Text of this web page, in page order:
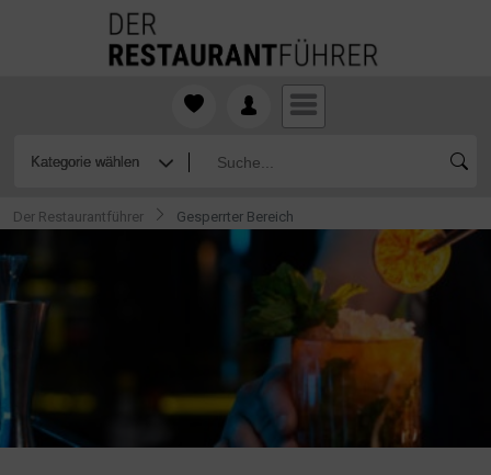
Der Restaurantführer Gesperrter Bereich